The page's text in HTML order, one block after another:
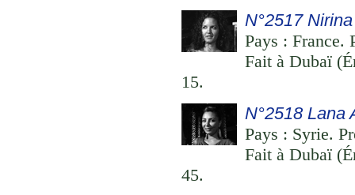
N°2517
Pays : France.
Fait à Dubaï
15.
N°2518 Lana
Pays : Syrie.
Fait à Dubaï
45.